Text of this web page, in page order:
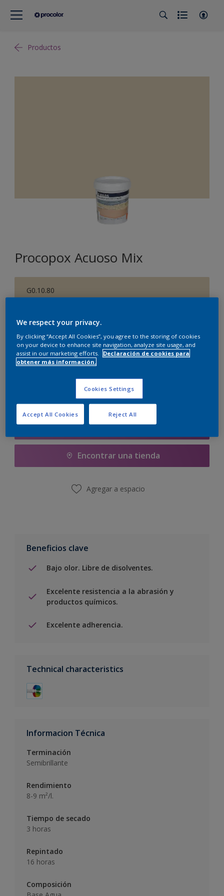
Productos
Procopox Acuoso Mix
G0.10.80
Tamaño
5 litros
Agregar a la lista de deseos
Encontrar una tienda
Agregar a espacio
Beneficios clave
Bajo olor. Libre de disolventes.
Excelente resistencia a la abrasión y
productos químicos.
Excelente adherencia.
Technical characteristics
Informacion Técnica
Terminación
Semibrillante
Rendimiento
8-9 m²/l.
Tiempo de secado
3 horas
Repintado
16 horas
Composición
We respect your privacy.
By clicking “Accept All Cookies”, you agree to the storing of cookies
on your device to enhance site navigation, analyze site usage, and
assist in our marketing efforts.
Declaración de cookies para
obtener más información.
Cookies Settings
Reject All
Accept All Cookies